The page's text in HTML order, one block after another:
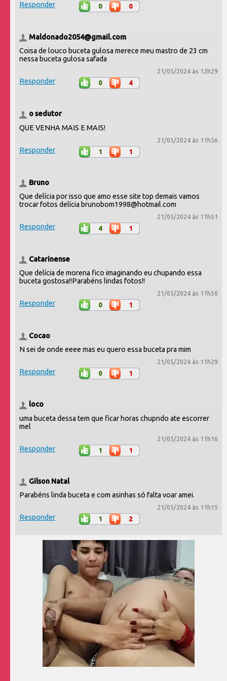
Responder 0 0
Maldonado2054@gmail.com
Coisa de louco buceta gulosa merece meu mastro de 23 cm
nessa buceta gulosa safada
21/05/2024 às 12h29
Responder 0 4
o sedutor
QUE VENHA MAIS E MAIS!
21/05/2024 às 11h56
Responder 1 1
Bruno
Que delícia por isso que amo esse site top demais vamos
trocar fotos delícia brunobom1998@hotmail.com
21/05/2024 às 11h51
Responder 4 1
Catarinense
Que delícia de morena fico imaginando eu chupando essa
buceta gostosa!!Parabéns lindas fotos!!
21/05/2024 às 11h30
Responder 0 1
Cocao
N sei de onde eeee mas eu quero essa buceta pra mim
21/05/2024 às 11h29
Responder 0 1
loco
uma buceta dessa tem que ficar horas chupndo ate escorrer
mel
21/05/2024 às 11h16
Responder 1 1
Gilson Natal
Parabéns linda buceta e com asinhas só falta voar amei.
21/05/2024 às 11h15
Responder 1 2